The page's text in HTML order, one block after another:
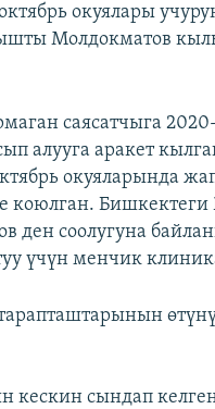
окуялары
Молдокматов
саясатчыга
алууга аракет
окуяларында
Бишкектеги
ден соолугуна
үчүн менчик
кескин сындап